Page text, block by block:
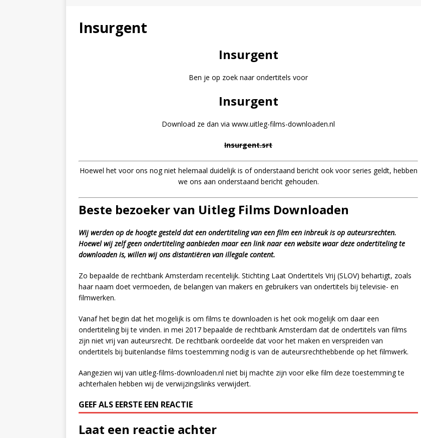
Insurgent
Insurgent
Ben je op zoek naar ondertitels voor
Insurgent
Download ze dan via www.uitleg-films-downloaden.nl
Insurgent.srt
Hoewel het voor ons nog niet helemaal duidelijk is of onderstaand bericht ook voor series geldt, hebben
we ons aan onderstaand bericht gehouden.
Beste bezoeker van Uitleg Films Downloaden
Wij werden op de hoogte gesteld dat een ondertiteling van een film een inbreuk is op auteursrechten.
Hoewel wij zelf geen ondertiteling aanbieden maar een link naar een website waar deze ondertiteling te
downloaden is, willen wij ons distantiëren van illegale content.
Zo bepaalde de rechtbank Amsterdam recentelijk. Stichting Laat Ondertitels Vrij (SLOV) behartigt, zoals
haar naam doet vermoeden, de belangen van makers en gebruikers van ondertitels bij televisie- en
filmwerken.
Vanaf het begin dat het mogelijk is om films te downloaden is het ook mogelijk om daar een
ondertiteling bij te vinden. in mei 2017 bepaalde de rechtbank Amsterdam dat de ondertitels van films
zijn niet vrij van auteursrecht. De rechtbank oordeelde dat voor het maken en verspreiden van
ondertitels bij buitenlandse films toestemming nodig is van de auteursrechthebbende op het filmwerk.
Aangezien wij van uitleg-films-downloaden.nl niet bij machte zijn voor elke film deze toestemming te
achterhalen hebben wij de verwijzingslinks verwijdert.
GEEF ALS EERSTE EEN REACTIE
Laat een reactie achter